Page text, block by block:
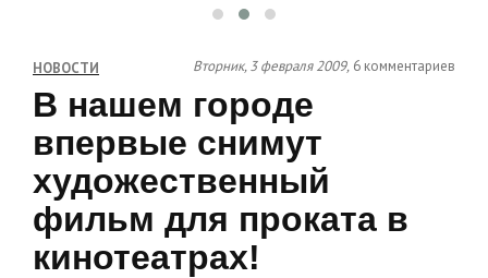
НОВОСТИ Вторник, 3 февраля 2009, 6 комментариев
В нашем городе
впервые снимут
художественный
фильм для проката в
кинотеатрах!